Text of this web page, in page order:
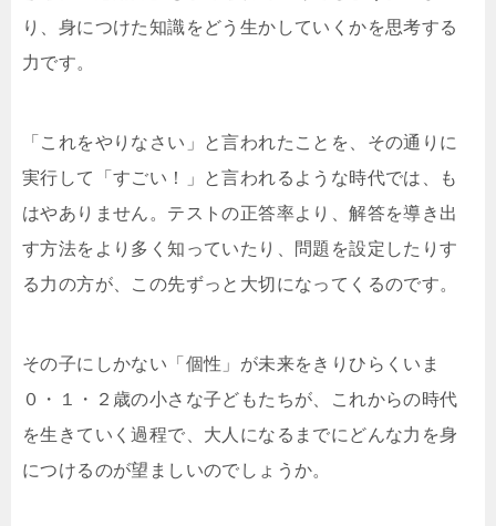
り、身につけた知識をどう生かしていくかを思考する
力です。
「これをやりなさい」と言われたことを、その通りに
実行して「すごい！」と言われるような時代では、も
はやありません。テストの正答率より、解答を導き出
す方法をより多く知っていたり、問題を設定したりす
る力の方が、この先ずっと大切になってくるのです。
その子にしかない「個性」が未来をきりひらくいま
０・１・２歳の小さな子どもたちが、これからの時代
を生きていく過程で、大人になるまでにどんな力を身
につけるのが望ましいのでしょうか。